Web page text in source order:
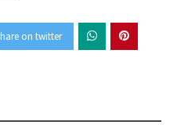
on twitter